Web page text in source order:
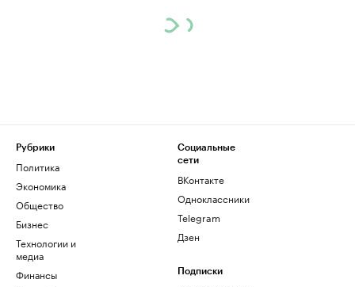
Рубрики
Политика
Экономика
Общество
Бизнес
Технологии и
медиа
Финансы
Социальные
сети
ВКонтакте
Одноклассники
Telegram
Дзен
Подписки